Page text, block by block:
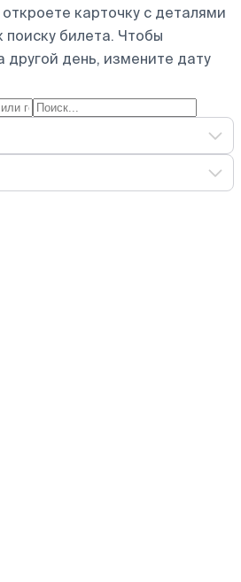
карточку с деталями
билета. Чтобы
другой день, измените дату